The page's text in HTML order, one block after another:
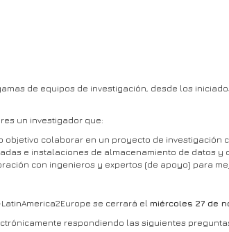
de equipos de investigación, desde los
un investigador que:
objetivo colaborar en un proyecto de
e instalaciones de almacenamiento de datos y
con ingenieros y expertos (de apoyo) para
se cerrará el miércoles 27 de
respondiendo las siguientes